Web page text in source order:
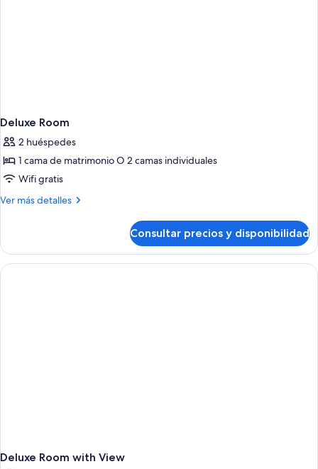
Deluxe Room
2 huéspedes
1 cama de matrimonio O 2 camas individuales
Wifi gratis
Ver más detalles
Más
Room
Consultar precios y disponibilidad
Deluxe Room with View